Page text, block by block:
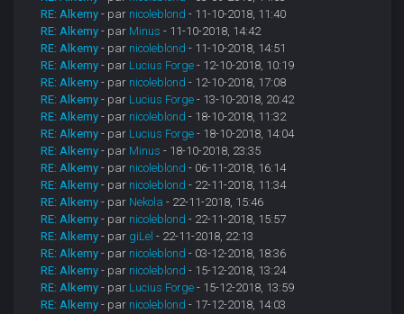
RE: Alkemy - par nicoleblond - 11-10-2018, 11:40
RE: Alkemy - par Minus - 11-10-2018, 14:42
RE: Alkemy - par nicoleblond - 11-10-2018, 14:51
RE: Alkemy - par Lucius Forge - 12-10-2018, 10:19
RE: Alkemy - par nicoleblond - 12-10-2018, 17:08
RE: Alkemy - par Lucius Forge - 13-10-2018, 20:42
RE: Alkemy - par nicoleblond - 18-10-2018, 11:32
RE: Alkemy - par Lucius Forge - 18-10-2018, 14:04
RE: Alkemy - par Minus - 18-10-2018, 23:35
RE: Alkemy - par nicoleblond - 06-11-2018, 16:14
RE: Alkemy - par nicoleblond - 22-11-2018, 11:34
RE: Alkemy - par Nekola - 22-11-2018, 15:46
RE: Alkemy - par nicoleblond - 22-11-2018, 15:57
RE: Alkemy - par giLel - 22-11-2018, 22:13
RE: Alkemy - par nicoleblond - 03-12-2018, 18:36
RE: Alkemy - par nicoleblond - 15-12-2018, 13:24
RE: Alkemy - par Lucius Forge - 15-12-2018, 13:59
RE: Alkemy - par nicoleblond - 17-12-2018, 14:03